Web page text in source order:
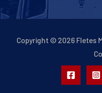
Copyright © 2026 Fletes